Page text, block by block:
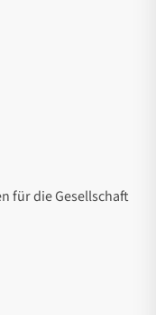
für die Gesellschaft